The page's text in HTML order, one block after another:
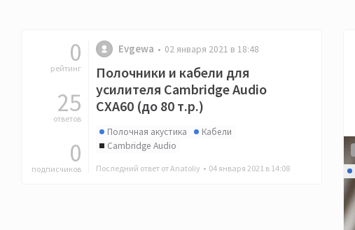
0
рейтинг
25
ответов
0
подписчиков
Evgewa 02 января 2021 в 18:48
Полочники и кабели для
усилителя Cambridge Audio
CXA60 (до 80 т.р.)
Полочная акустика
Кабели
Cambridge Audio
Последний ответ от Anatoliy • 04 января 2021 в 14:08